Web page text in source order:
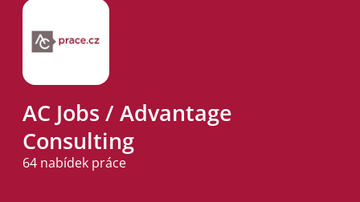
AC Jobs / Advantage
Consulting
64 nabídek práce